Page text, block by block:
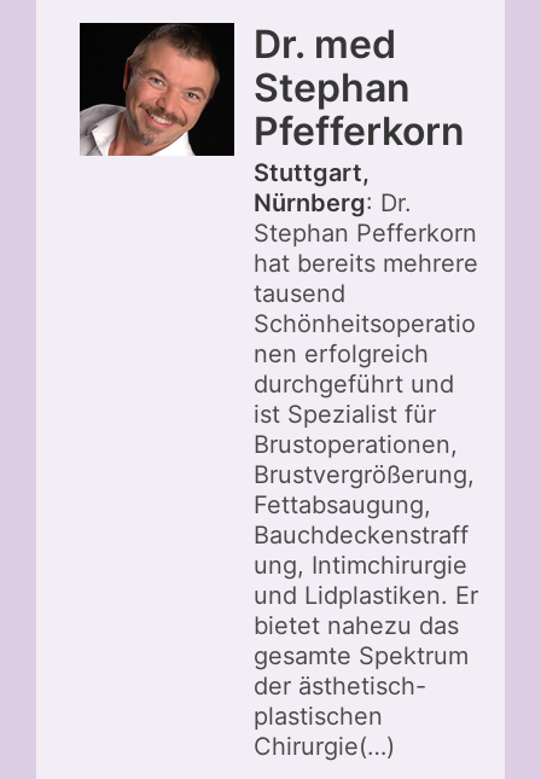
Dr. med
Stephan
Pfefferkorn
Stuttgart,
Nürnberg: Dr.
Stephan Pefferkorn
hat bereits mehrere
tausend
Schönheitsoperatio
nen erfolgreich
durchgeführt und
ist Spezialist für
Brustoperationen,
Brustvergrößerung,
Fettabsaugung,
Bauchdeckenstraff
ung, Intimchirurgie
und Lidplastiken. Er
bietet nahezu das
gesamte Spektrum
der ästhetisch-
plastischen
Chirurgie(…)